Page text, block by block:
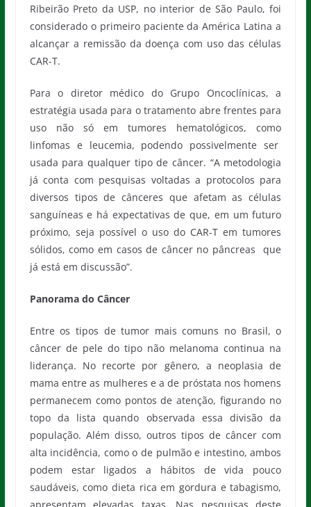
Ribeirão Preto da USP, no interior de São Paulo, foi
considerado o primeiro paciente da América Latina a
alcançar a remissão da doença com uso das células
CAR-T.
Para o diretor médico do Grupo Oncoclínicas, a
estratégia usada para o tratamento abre frentes para
uso não só em tumores hematológicos, como
linfomas e leucemia, podendo possivelmente ser
usada para qualquer tipo de câncer. “A metodologia
já conta com pesquisas voltadas a protocolos para
diversos tipos de cânceres que afetam as células
sanguíneas e há expectativas de que, em um futuro
próximo, seja possível o uso do CAR-T em tumores
sólidos, como em casos de câncer no pâncreas que
já está em discussão”.
Panorama do Câncer
Entre os tipos de tumor mais comuns no Brasil, o
câncer de pele do tipo não melanoma continua na
liderança. No recorte por gênero, a neoplasia de
mama entre as mulheres e a de próstata nos homens
permanecem como pontos de atenção, figurando no
topo da lista quando observada essa divisão da
população. Além disso, outros tipos de câncer com
alta incidência, como o de pulmão e intestino, ambos
podem estar ligados a hábitos de vida pouco
saudáveis, como dieta rica em gordura e tabagismo,